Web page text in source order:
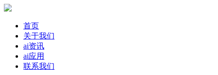
首页
关于我们
ai资讯
ai应用
联系我们